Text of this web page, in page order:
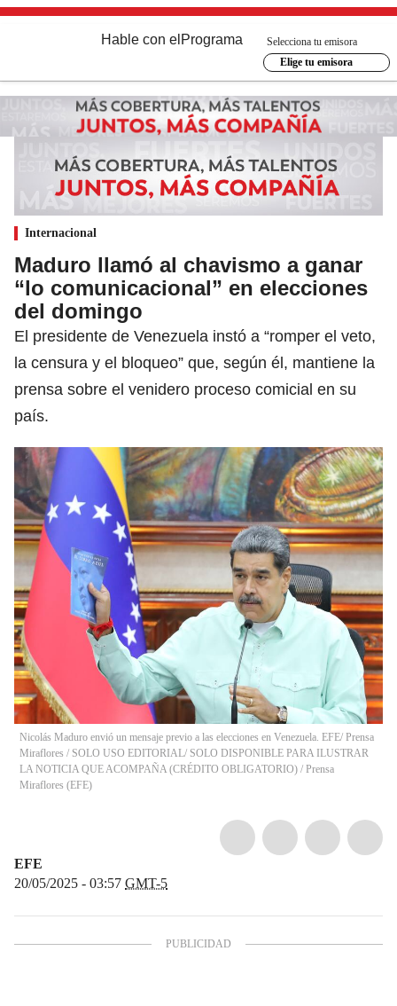
Hable con el Programa
Selecciona tu emisora
Elige tu emisora
Internacional
Maduro llamó al chavismo a ganar
“lo comunicacional” en elecciones
del domingo
El presidente de Venezuela instó a “romper el veto,
la censura y el bloqueo” que, según él, mantiene la
prensa sobre el venidero proceso comicial en su
país.
Nicolás Maduro envió un mensaje previo a las elecciones en Venezuela. EFE/ Prensa
Miraflores / SOLO USO EDITORIAL/ SOLO DISPONIBLE PARA ILUSTRAR
LA NOTICIA QUE ACOMPAÑA (CRÉDITO OBLIGATORIO) / Prensa
Miraflores (EFE)
EFE
20/05/2025 - 03:57 GMT-5